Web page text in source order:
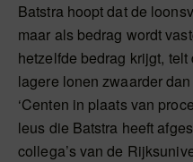
Batstra hoopt dat de
maar als bedrag wordt
hetzelfde bedrag krijgt,
lagere lonen zwaarder
‘Centen in plaats van
leus die Batstra heeft
collega’s van de